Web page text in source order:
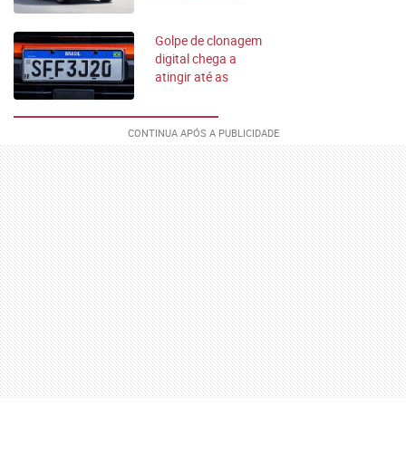
Golpe de clonagem
digital chega a
atingir até as